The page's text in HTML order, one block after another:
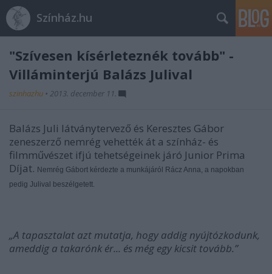
Színház.hu
"Szívesen kísérleteznék tovább" -
Villáminterjú Balázs Julival
szinhazhu • 2013. december 11.
Balázs Juli látványtervező és Keresztes Gábor
zeneszerző nemrég vehették át a színház- és
filmművészet ifjú tehetségeinek járó Junior Prima
Díjat. Nemrég Gábort kérdezte a munkájáról Rácz Anna, a napokban
pedig Julival beszélgetett.
„A tapasztalat azt mutatja, hogy addig nyújtózkodunk,
ameddig a takarónk ér... és még egy kicsit tovább.”